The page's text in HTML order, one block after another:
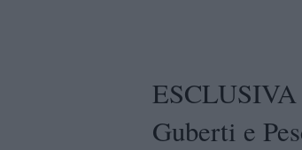
Guberti e